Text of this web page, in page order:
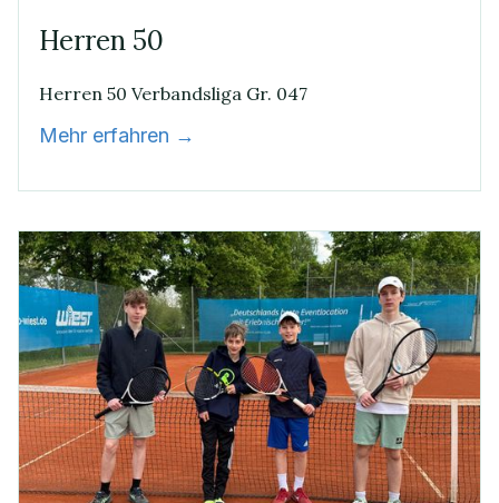
Herren 50
Herren 50 Verbandsliga Gr. 047
Mehr erfahren →